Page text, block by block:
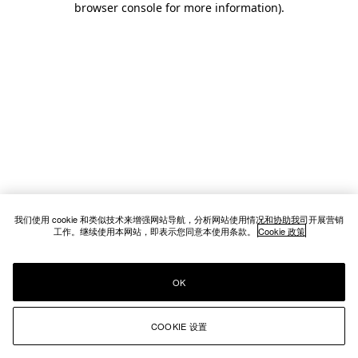
browser console for more information).
我们使用 cookie 和类似技术来增强网站导航，分析网站使用情况和协助我司开展营销
工作。继续使用本网站，即表示您同意本使用条款。 Cookie 政策
COOKIE 设置
OK